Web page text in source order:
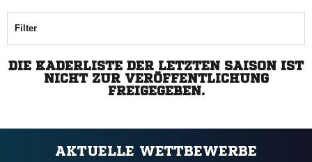
Filter
DIE KADERLISTE DER LETZTEN SAISON IST
NICHT ZUR VERÖFFENTLICHUNG
FREIGEGEBEN.
AKTUELLE WETTBEWERBE